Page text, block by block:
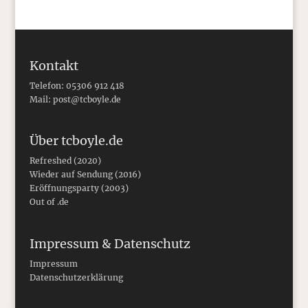
Kontakt
Telefon: 05306 912 418
Mail: post@tcboyle.de
Über tcboyle.de
Refreshed (2020)
Wieder auf Sendung (2016)
Eröffnungsparty (2003)
Out of .de
Impressum & Datenschutz
Impressum
Datenschutzerklärung